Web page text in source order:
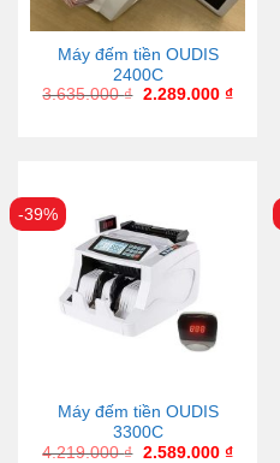
Máy đếm tiền OUDIS
2400C
3.635.000₫ 2.289.000 ₫
-39%
Máy đếm tiền OUDIS
3300C
4.219.000₫ 2.589.000 ₫